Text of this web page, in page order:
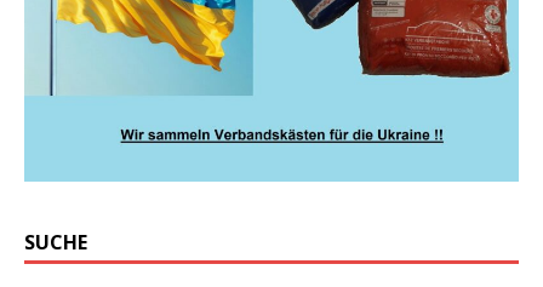
SUCHE